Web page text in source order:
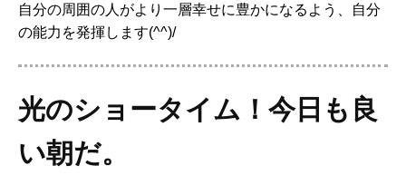
自分の周囲の人がより一層幸せに豊かになるよう、自分
の能力を発揮します(^^)/
光のショータイム！今日も良
い朝だ。